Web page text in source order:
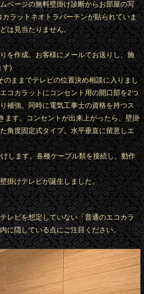
ページの無料壁掛け診断からお部屋の写
ラットネオトラバーチンが貼られていま
は見当たりません。
を作成。お客様にメールでお送りし、施
す)
ままでテレビの位置決め相談に入りまし
コカラットにコンセント用の開口部を2つ
補強。同時に電気工事士の資格を持つス
ます。コンセントが出来上がったら、壁掛
角度固定式タイプ。水平垂直に留意しエ
します。各種ケーブル類を接続し、動作
掛けテレビが誕生しました。
レビを想定していない「普通のエコカラ
に隠している点にご注目ください。